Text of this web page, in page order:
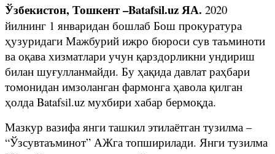
Ўзбекистон, Тошкент –Batafsil.uz ЯА. 2020
йилнинг 1 январидан бошлаб Бош прокуратура
ҳузуридаги Мажбурий ижро бюроси сув таъминоти
ва оқава хизматлари учун қарздорликни ундириш
билан шуғулланмайди. Бу ҳақида давлат раҳбари
томонидан имзоланган фармонга ҳавола қилган
ҳолда Batafsil.uz мухбири хабар бермоқда.
Мазкур вазифа янги ташкил этилаётган тузилма –
“Ўзсувтаъминот” АЖга топширилади. Янги тузилма